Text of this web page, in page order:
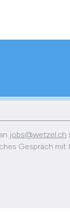
jobs@wetzel.ch
Gespräch mit